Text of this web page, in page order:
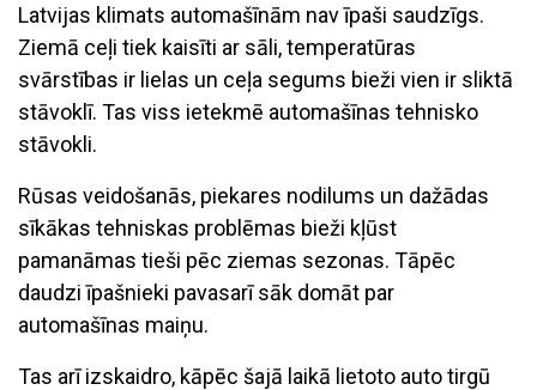
Latvijas klimats automašīnām nav īpaši saudzīgs.
Ziemā ceļi tiek kaisīti ar sāli, temperatūras
svārstības ir lielas un ceļa segums bieži vien ir sliktā
stāvoklī. Tas viss ietekmē automašīnas tehnisko
stāvokli.
Rūsas veidošanās, piekares nodilums un dažādas
sīkākas tehniskas problēmas bieži kļūst
pamanāmas tieši pēc ziemas sezonas. Tāpēc
daudzi īpašnieki pavasarī sāk domāt par
automašīnas maiņu.
Tas arī izskaidro, kāpēc šajā laikā lietoto auto tirgū